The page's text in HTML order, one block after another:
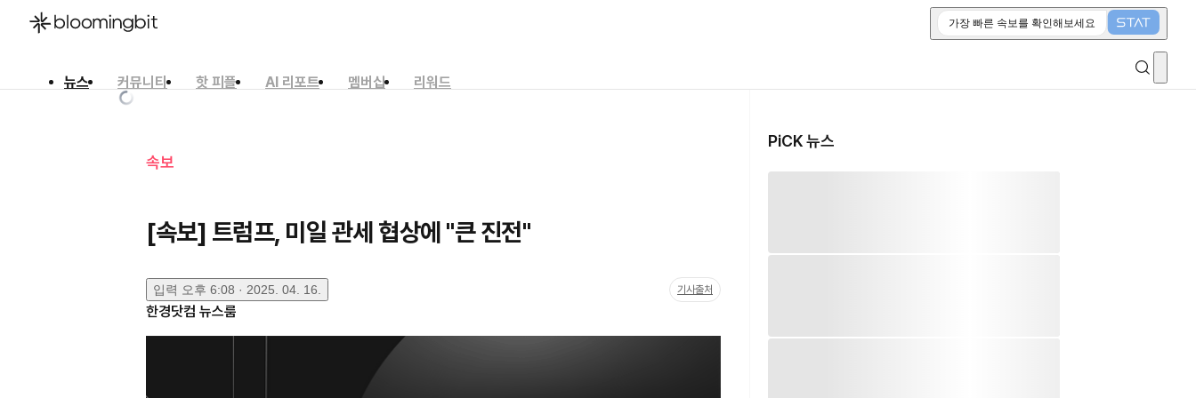
가장 빠른 속보를 확인해보세요
뉴스 커뮤니티 핫 피플 AI 리포트 멤버십
리워드
속보
[속보] 트럼프, 미일 관세 협상에 "큰 진전"
입력 오후 6:08 · 2025. 04. 16. 기사출처
한경닷컴 뉴스룸
PiCK 뉴스